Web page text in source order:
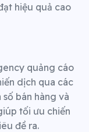
hiệu quả cao
quảng cáo
dịch qua các
bán hàng và
tối ưu chiến
đề ra.